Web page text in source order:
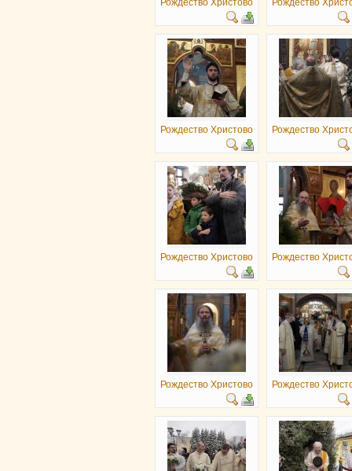
Рождество Христово Рождество
Рождество Христово Рождество
Рождество Христово Рождество
Рождество Христово Рождество